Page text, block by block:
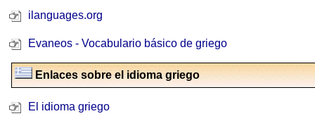
ilanguages.org
Evaneos - Vocabulario básico de griego
Enlaces sobre el idioma griego
El idioma griego